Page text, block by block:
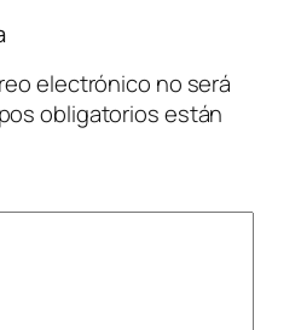
electrónico no será
obligatorios están